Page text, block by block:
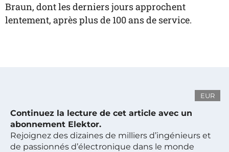
Braun, dont les derniers jours approchent
lentement, après plus de 100 ans de service.
EUR
Continuez la lecture de cet article avec un
abonnement Elektor.
Rejoignez des dizaines de milliers d’ingénieurs et
de passionnés d’électronique dans le monde